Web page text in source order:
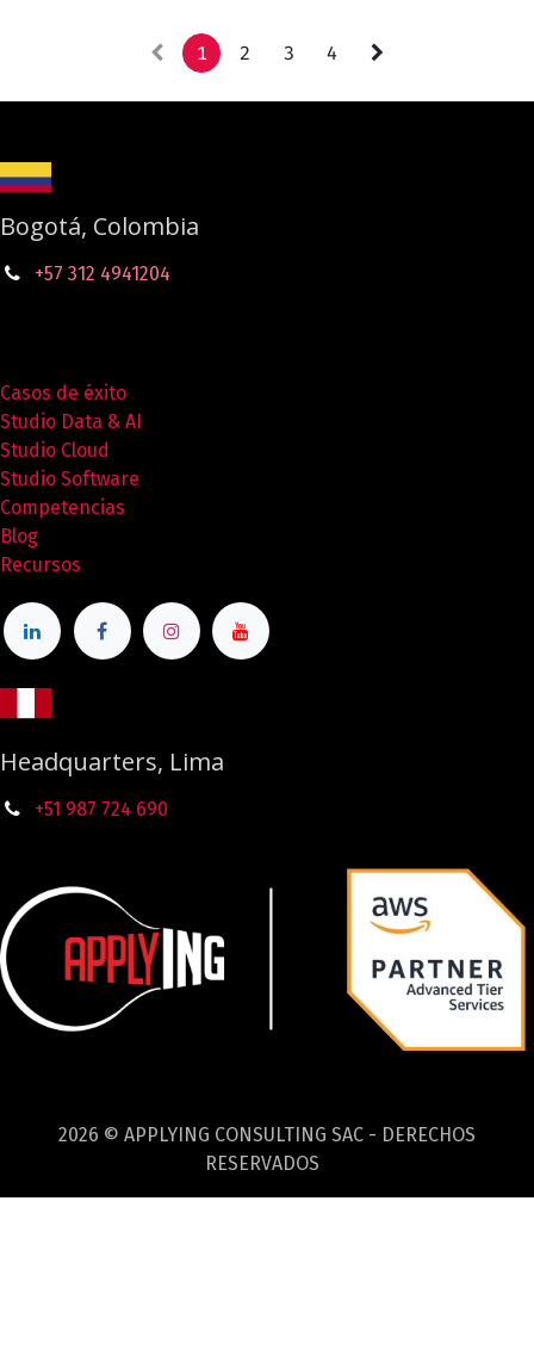
1 2 3 4
Bogotá, Colombia
+57 312 4941204
Casos de éxito
Studio Data & AI
Studio Cloud
Studio Software
Competencias
Blog
Recursos
Headquarters, Lima
+51 987 724 690
2026 © APPLYING CONSULTING SAC - DERECHOS
RESERVADOS